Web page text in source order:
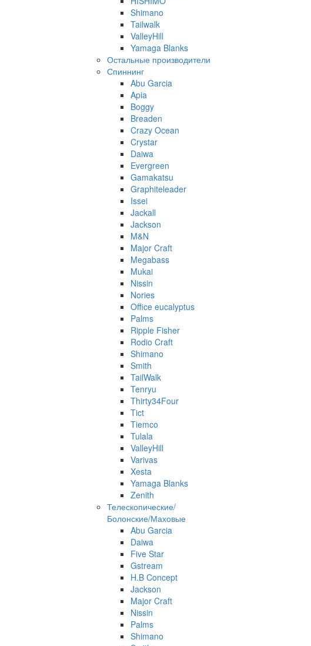
Shimano
Tailwalk
ValleyHill
Yamaga Blanks
Остальные производители
Спиннинг
Abu Garcia
Apia
Boggy
Breaden
Crazy Ocean
Crystar
Daiwa
Evergreen
Gamakatsu
Graphiteleader
Issei
Jackall
Jackson
M&N
Major Craft
Megabass
Mukai
Nissin
Nories
Office eucalyptus
Palms
Ripple Fisher
Rodio Craft
Shimano
Smith
TailWalk
Tenryu
Thirty34Four
Tict
Tiemco
Tulala
ValleyHill
Varivas
Xesta
Yamaga Blanks
Zenith
Телескопические/
Болонские/Маховые
Abu Garcia
Daiwa
Five Star
Gstream
H.B Concept
Jackson
Major Craft
Nissin
Palms
Shimano